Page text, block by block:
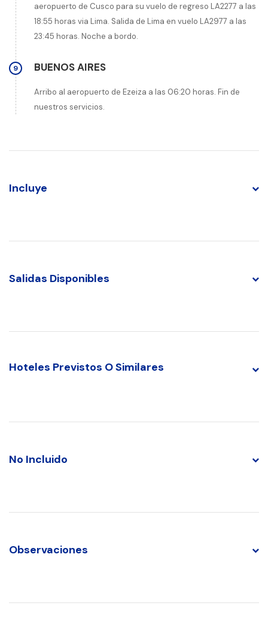
aeropuerto de Cusco para su vuelo de regreso LA2277 a las
18:55 horas via Lima. Salida de Lima en vuelo LA2977 a las
23:45 horas. Noche a bordo.
9 BUENOS AIRES
Arribo al aeropuerto de Ezeiza a las 06:20 horas. Fin de
nuestros servicios.
Incluye
Salidas Disponibles
Hoteles Previstos O Similares
No Incluido
Observaciones